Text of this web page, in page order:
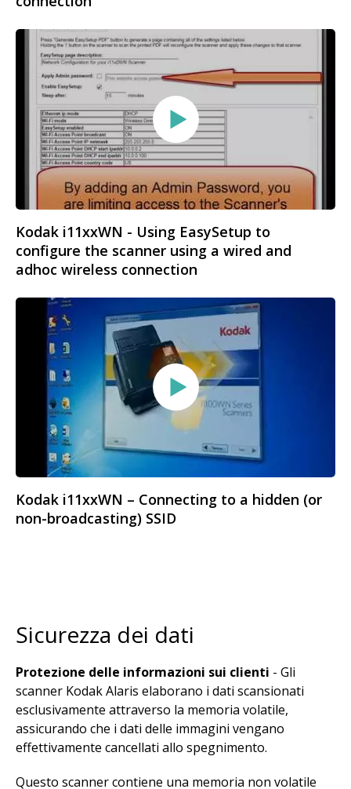
Kodak i11xxWN - Using EasySetup to
configure the scanner using a wired and
adhoc wireless connection
Kodak i11xxWN – Connecting to a hidden (or
non-broadcasting) SSID
Sicurezza dei dati
Protezione delle informazioni sui clienti - Gli
scanner Kodak Alaris elaborano i dati scansionati
esclusivamente attraverso la memoria volatile,
assicurando che i dati delle immagini vengano
effettivamente cancellati allo spegnimento.
Questo scanner contiene una memoria non volatile